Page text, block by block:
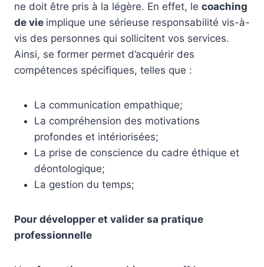
ne doit être pris à la légère. En effet, le coaching
de vie implique une sérieuse responsabilité vis-à-
vis des personnes qui sollicitent vos services.
Ainsi, se former permet d’acquérir des
compétences spécifiques, telles que :
La communication empathique;
La compréhension des motivations
profondes et intériorisées;
La prise de conscience du cadre éthique et
déontologique;
La gestion du temps;
Pour développer et valider sa pratique
professionnelle